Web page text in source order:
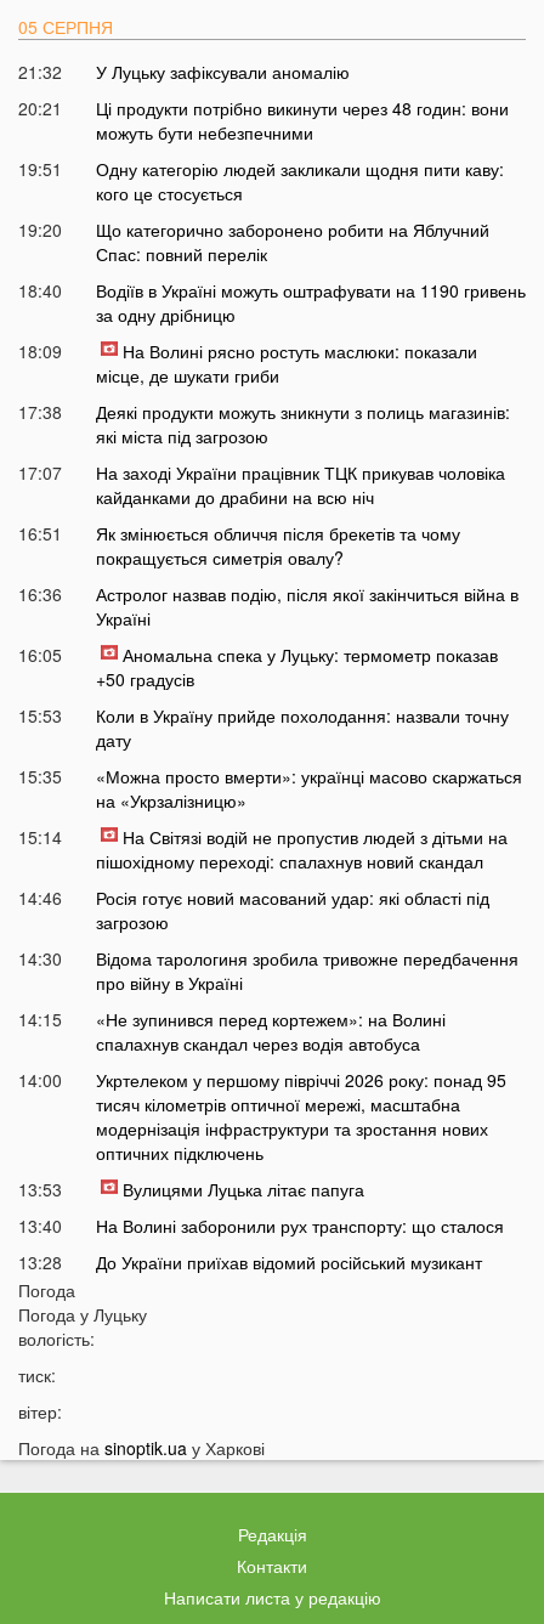
05 СЕРПНЯ
21:32
У Луцьку зафіксували аномалію
20:21
Ці продукти потрібно викинути через 48 годин: вони
можуть бути небезпечними
19:51
Одну категорію людей закликали щодня пити каву:
кого це стосується
19:20
Що категорично заборонено робити на Яблучний
Спас: повний перелік
18:40
Водіїв в Україні можуть оштрафувати на 1190 гривень
за одну дрібницю
18:09
На Волині рясно ростуть маслюки: показали
місце, де шукати гриби
17:38
Деякі продукти можуть зникнути з полиць магазинів:
які міста під загрозою
17:07
На заході України працівник ТЦК прикував чоловіка
кайданками до драбини на всю ніч
16:51
Як змінюється обличчя після брекетів та чому
покращується симетрія овалу?
16:36
Астролог назвав подію, після якої закінчиться війна в
Україні
16:05
Аномальна спека у Луцьку: термометр показав
+50 градусів
15:53
Коли в Україну прийде похолодання: назвали точну
дату
15:35
«Можна просто вмерти»: українці масово скаржаться
на «Укрзалізницю»
15:14
На Світязі водій не пропустив людей з дітьми на
пішохідному переході: спалахнув новий скандал
14:46
Росія готує новий масований удар: які області під
загрозою
14:30
Відома тарологиня зробила тривожне передбачення
про війну в Україні
14:15
«Не зупинився перед кортежем»: на Волині
спалахнув скандал через водія автобуса
14:00
Укртелеком у першому півріччі 2026 року: понад 95
тисяч кілометрів оптичної мережі, масштабна
модернізація інфраструктури та зростання нових
оптичних підключень
13:53
Вулицями Луцька літає папуга
13:40
На Волині заборонили рух транспорту: що сталося
13:28
До України приїхав відомий російський музикант
13:14
мали б: що відбувається
12:26
серпні
У Луцьку чоловік вдарив сусіда дверима: за конфлікт
доведеться дорого заплатити
Відомий український хореограф поскаржився на
Погода
Погода у Луцьку
вологість:
тиск:
вітер:
Погода на sinoptik.ua у Харкові
Редакція
Контакти
Написати листа у редакцію